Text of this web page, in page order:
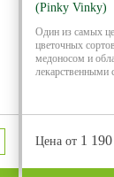
(Pinky Vinky)
Один из самых
цветочных
медоносом и
лекарственными
Цена от 1 190